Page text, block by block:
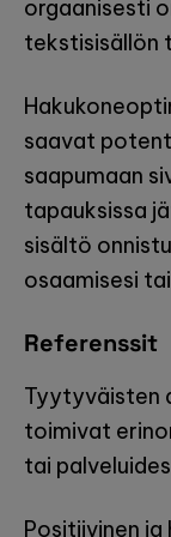
orgaanisesti
tekstisisällön
saavat
saapumaan
tapauksissa
sisältö
osaamisesi
Referenssit
Tyytyväisten
toimivat
tai
Positiivinen